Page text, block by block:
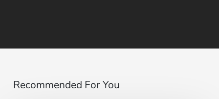
Recommended For You